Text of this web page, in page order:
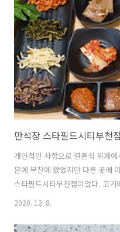
너무너무 맛있었다. 지금생각하
만석장 스타필드시티부천
개인적인 사정으로 결혼식 뷔페
문에 부천에 왔었지만 다른 곳에
스타필드시티부천점이었다. 고기
져다가 먹으면 됬었고 원하면 비
2020. 12. 8.